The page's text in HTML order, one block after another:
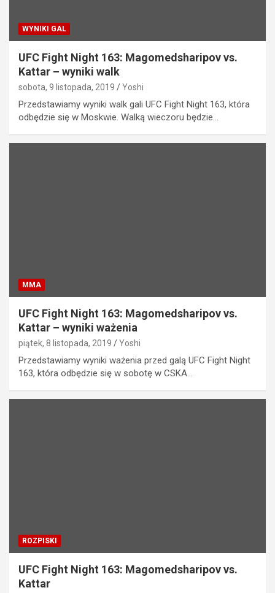
WYNIKI GAL
UFC Fight Night 163: Magomedsharipov vs.
Kattar – wyniki walk
sobota, 9 listopada, 2019 Yoshi
Przedstawiamy wyniki walk gali UFC Fight Night 163, która
odbędzie się w Moskwie. Walką wieczoru będzie…
MMA
UFC Fight Night 163: Magomedsharipov vs.
Kattar – wyniki ważenia
piątek, 8 listopada, 2019 Yoshi
Przedstawiamy wyniki ważenia przed galą UFC Fight Night
163, która odbędzie się w sobotę w CSKA…
ROZPISKI
UFC Fight Night 163: Magomedsharipov vs.
Kattar